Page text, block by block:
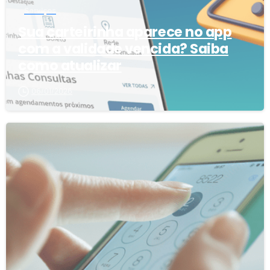
Sua carteirinha aparece no app
com a validade vencida? Saiba